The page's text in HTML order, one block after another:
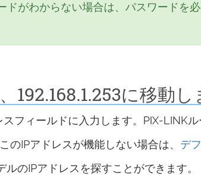
がわからない場合は、パスワードを
に移動し
スフィールドに入力します。PIX-LINK
このIPアドレスが機能しない場合は、 デ
のIPアドレスを探すことができます。